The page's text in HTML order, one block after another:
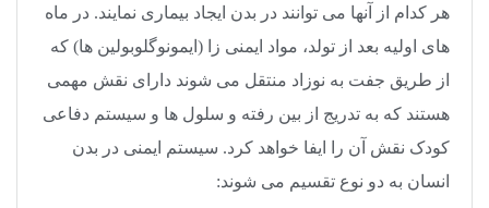
هر کدام از آنها می توانند در بدن ایجاد بیماری نمایند. در ماه
های اولیه بعد از تولد، مواد ایمنی زا (ایمونوگلوبولین ها) که
از طریق جفت به نوزاد منتقل می شوند دارای نقش مهمی
هستند که به تدریج از بین رفته و سلول ها و سیستم دفاعی
کودک نقش آن را ایفا خواهد کرد. سیستم ایمنی در بدن
انسان به دو نوع تقسیم می شوند: